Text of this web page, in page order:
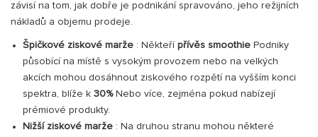
závisí na tom, jak dobře je podnikání spravováno, jeho režijních
nákladů a objemu prodeje.
Špičkové ziskové marže : Někteří přívěs smoothie Podniky
působící na místě s vysokým provozem nebo na velkých
akcích mohou dosáhnout ziskového rozpětí na vyšším konci
spektra, blíže k 30% Nebo více, zejména pokud nabízejí
prémiové produkty.
Nižší ziskové marže : Na druhou stranu mohou některé